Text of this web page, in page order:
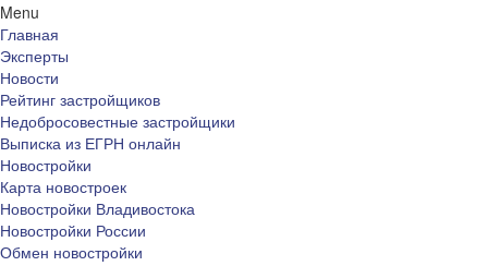
Menu
Главная
Эксперты
Новости
Рейтинг застройщиков
Недобросовестные застройщики
Выписка из ЕГРН онлайн
Новостройки
Карта новостроек
Новостройки Владивостока
Новостройки России
Обмен новостройки